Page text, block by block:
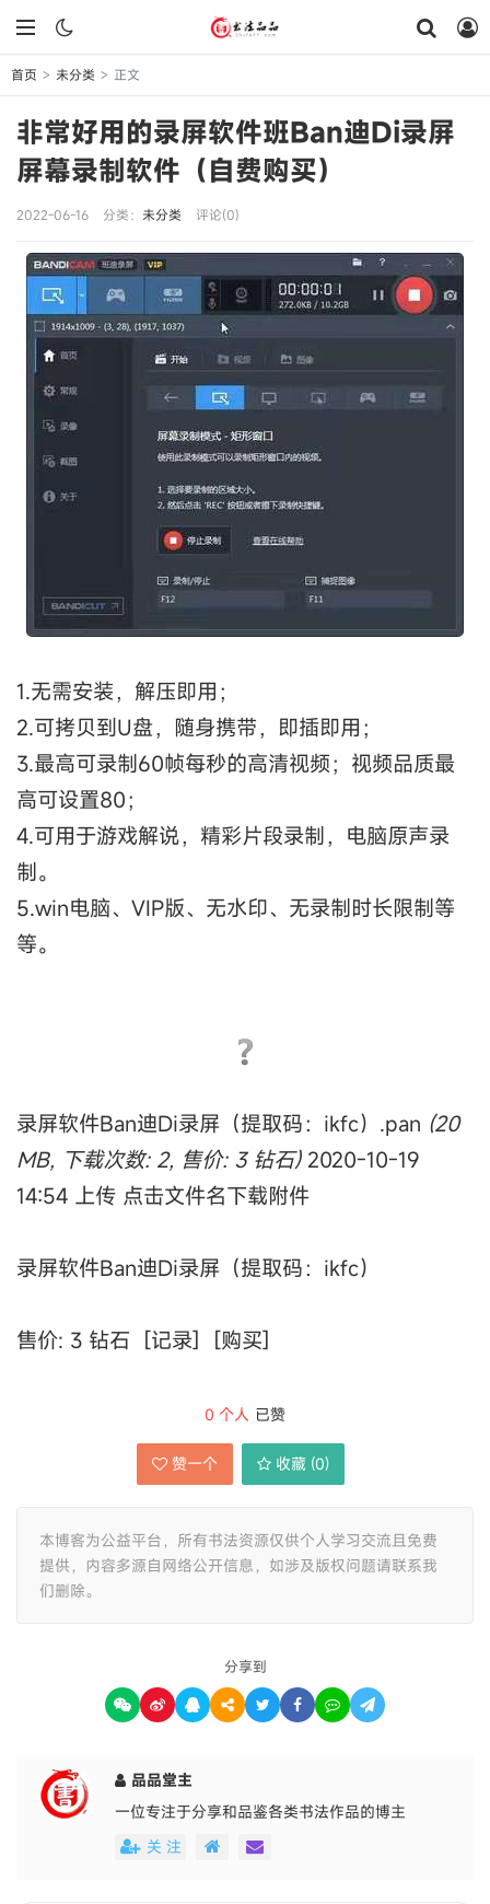
首页 > 未分类 > 正文
非常好用的录屏软件班Ban迪Di录屏
屏幕录制软件（自费购买）
2022-06-16 分类： 未分类 评论(0)
1.无需安装，解压即用；
2.可拷贝到U盘，随身携带，即插即用；
3.最高可录制60帧每秒的高清视频；视频品质最
高可设置80；
4.可用于游戏解说，精彩片段录制，电脑原声录
制。
5.win电脑、VIP版、无水印、无录制时长限制等
等。
录屏软件Ban迪Di录屏（提取码：ikfc）.pan (20
MB, 下载次数: 2, 售价: 3 钻石) 2020-10-19
14:54 上传 点击文件名下载附件
录屏软件Ban迪Di录屏（提取码：ikfc）
售价: 3 钻石 [记录] [购买]
0 个人 已赞
赞一个 收藏 (0)
本博客为公益平台，所有书法资源仅供个人学习交流且免费
提供，内容多源自网络公开信息，如涉及版权问题请联系我
们删除。
分享到
品品堂主
一位专注于分享和品鉴各类书法作品的博主
关 注